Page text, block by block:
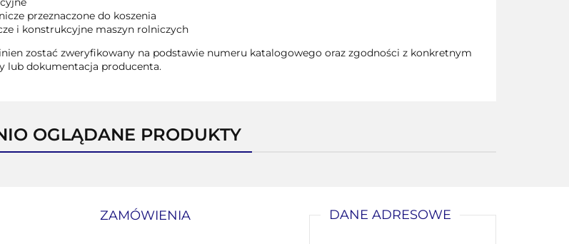
przeznaczone do koszenia
i konstrukcyjne maszyn rolniczych
zostać zweryfikowany na podstawie numeru katalogowego oraz zgodności z konkretnym
lub dokumentacja producenta.
OGLĄDANE PRODUKTY
ZAMÓWIENIA DANE ADRESOWE